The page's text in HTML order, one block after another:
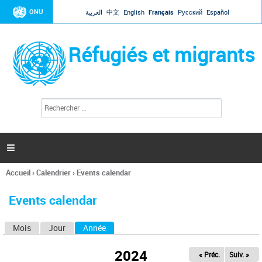
Jump to navigation
ONU العربية 中文 English Français Русский Español
Réfugiés et migrants
l
c
h
e

Vous
ici
Accueil›Calendrier› Events calendar
Events calendar
Mois Jour Année
2024 « Préc. Suiv. »